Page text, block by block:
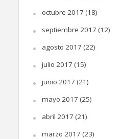
octubre 2017 (18)
septiembre 2017 (12)
agosto 2017 (22)
julio 2017 (15)
junio 2017 (21)
mayo 2017 (25)
abril 2017 (21)
marzo 2017 (23)